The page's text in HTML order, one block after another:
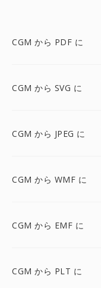
CGM から PDF に
CGM から SVG に
CGM から JPEG に
CGM から WMF に
CGM から EMF に
CGM から PLT に